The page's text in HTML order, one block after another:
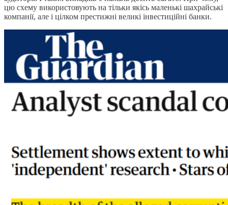
цю схему використовують на тільки якісь маленькі шахрайські
компанії, але і цілком престижні великі інвестиційні банки.